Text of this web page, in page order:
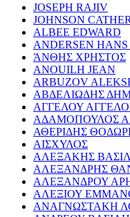
JOSEPH RAJIV
JOHNSON
ALBEE EDWARD
ANDERSEN
ΆΝΘΗΣ ΧΡΗΣΤΟΣ
ANOUILH JEAN
ARBUZOV
ΑΒΔΕΛΙΩΔΗΣ
ΑΓΓΕΛΟΥ
ΑΔΑΜΟΠΟΥΛΟΣ
ΑΘΕΡΙΔΗΣ
ΑΙΣΧΥΛΟΣ
ΑΛΕΞΑΚΗΣ
ΑΛΕΞΑΝΔΡΗΣ
ΑΛΕΞΑΝΔΡΟΥ
ΑΛΕΞΙΟΥ
ΑΝΑΓΝΩΣΤΑΚΗ